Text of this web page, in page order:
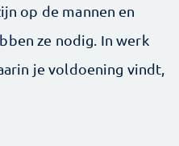
op de mannen en
ze nodig. In werk
je voldoening vindt,